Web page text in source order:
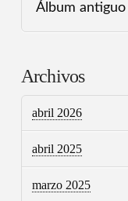
Álbum
Archivos
abril 2026
abril 2025
marzo 2025